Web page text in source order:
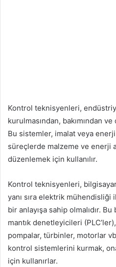
Kontrol teknisyenleri,
kurulmasından, bakımından
Bu sistemler, imalat veya
süreçlerde malzeme ve enerji
düzenlemek için kullanılır.
Kontrol teknisyenleri,
yanı sıra elektrik mühendisliği
bir anlayışa sahip olmalıdır.
mantık denetleyicileri
pompalar, türbinler, motorlar
kontrol sistemlerini kurmak,
için kullanırlar.